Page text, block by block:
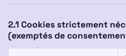
2.1 Cookies strictement
(exemptés de